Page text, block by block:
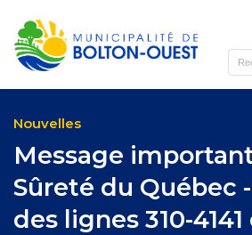
(Municipalité )
(Services )
Nouvelles
Message
Sûreté du Québec
des lignes 310-4141